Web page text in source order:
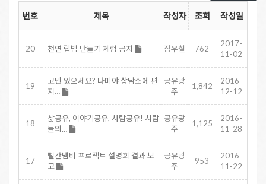
번호 제목 작성자 조회 작성일
20 천연 립밤 만들기 체험 공지 장우철 762
2017-
11-02
19
고민 있으세요? 나미야 상담소에 편
지…
공유광
주
1,842
2016-
12-12
18
삶공유, 이야기공유, 사람공유! 사람
들의…
공유광
주
1,125
2016-
11-28
17
빨간냄비 프로젝트 설명회 결과 보
고
공유광
주
953
2016-
11-22